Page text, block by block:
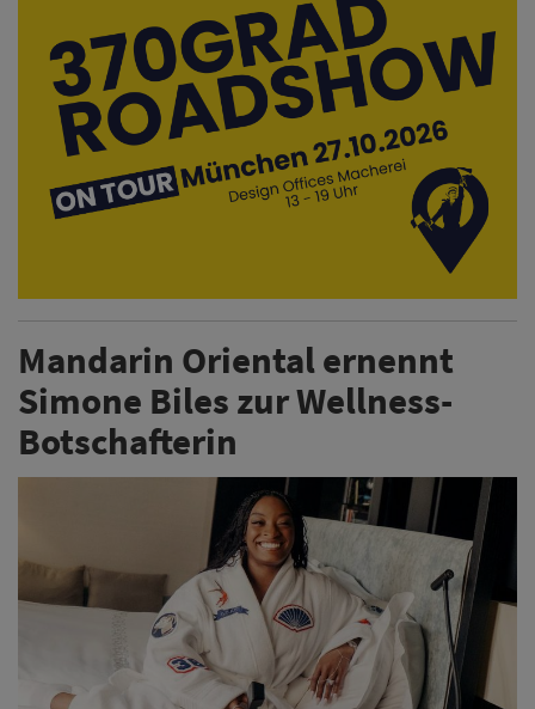
Mandarin Oriental ernennt
Simone Biles zur Wellness-
Botschafterin